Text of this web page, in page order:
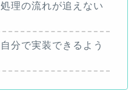
理の流れが追えない
分で実装できるよう